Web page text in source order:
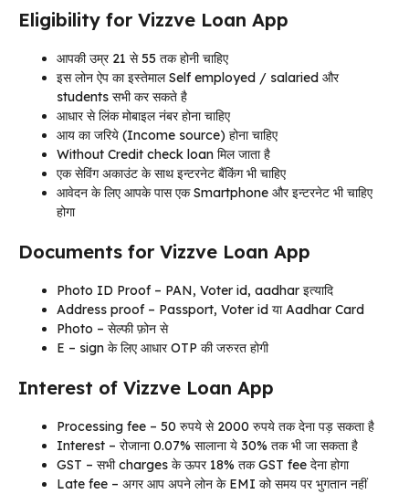
Eligibility for Vizzve Loan App
आपकी उम्र 21 से 55 तक होनी चाहिए
इस लोन ऐप का इस्तेमाल Self employed / salaried और
students सभी कर सकते है
आधार से लिंक मोबाइल नंबर होना चाहिए
आय का जरिये (Income source) होना चाहिए
Without Credit check loan मिल जाता है
एक सेविंग अकाउंट के साथ इन्टरनेट बैंकिंग भी चाहिए
आवेदन के लिए आपके पास एक Smartphone और इन्टरनेट भी चाहिए
होगा
Documents for Vizzve Loan App
Photo ID Proof – PAN, Voter id, aadhar इत्यादि
Address proof – Passport, Voter id या Aadhar Card
Photo – सेल्फी फ़ोन से
E – sign के लिए आधार OTP की जरुरत होगी
Interest of Vizzve Loan App
Processing fee – 50 रुपये से 2000 रुपये तक देना पड़ सकता है
Interest – रोजाना 0.07% सालाना ये 30% तक भी जा सकता है
GST – सभी charges के ऊपर 18% तक GST fee देना होगा
Late fee – अगर आप अपने लोन के EMI को समय पर भुगतान नहीं